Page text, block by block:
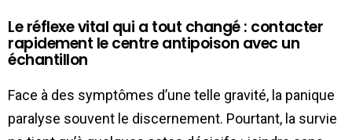
Le réflexe vital qui a tout changé : contacter
rapidement le centre antipoison avec un
échantillon
Face à des symptômes d’une telle gravité, la panique
paralyse souvent le discernement. Pourtant, la survie